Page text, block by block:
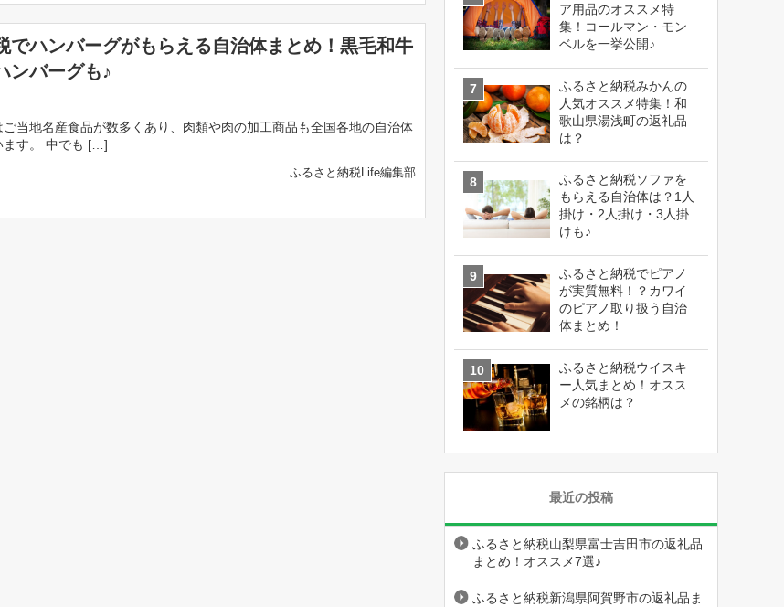
でハンバーグがもらえる自治体まとめ！黒毛和牛
ンバーグも♪
当地名産食品が数多くあり、肉類や肉の加工商品も全国各地の自治体
ます。 中でも […]
ふるさと納税Life編集部
ア用品のオススメ特
集！コールマン・モン
ベルを一挙公開♪
ふるさと納税みかんの
人気オススメ特集！和
歌山県湯浅町の返礼品
は？
ふるさと納税ソファを
もらえる自治体は？1人
掛け・2人掛け・3人掛
けも♪
ふるさと納税でピアノ
が実質無料！？カワイ
のピアノ取り扱う自治
体まとめ！
ふるさと納税ウイスキ
ー人気まとめ！オスス
メの銘柄は？
最近の投稿
ふるさと納税山梨県富士吉田市の返礼品
まとめ！オススメ7選♪
ふるさと納税新潟県阿賀野市の返礼品ま